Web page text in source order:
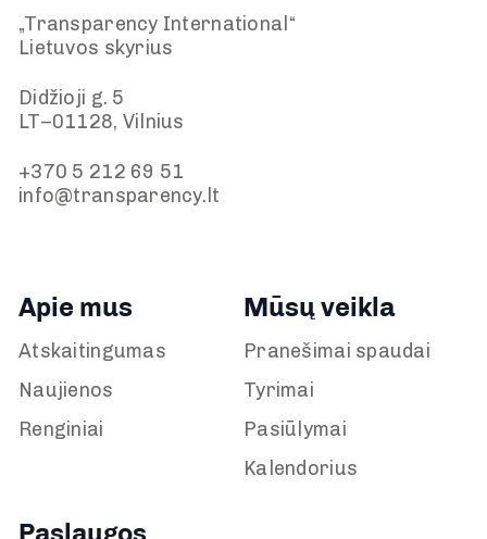
„Transparency International“
Lietuvos skyrius
Didžioji g. 5
LT–01128, Vilnius
+370 5 212 69 51
info@transparency.lt
Apie mus
Atskaitingumas
Naujienos
Renginiai
Mūsų veikla
Pranešimai spaudai
Tyrimai
Pasiūlymai
Kalendorius